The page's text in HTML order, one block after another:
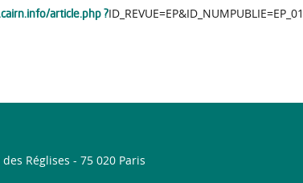
article.php ?
des Réglises - 75 020 Paris